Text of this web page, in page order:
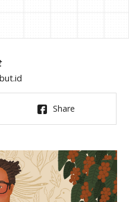
Share